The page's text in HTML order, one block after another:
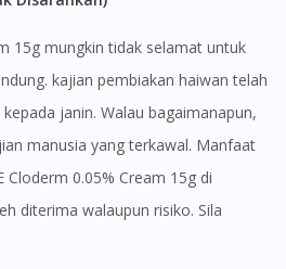
15g mungkin tidak selamat untuk
kajian pembiakan haiwan telah
janin. Walau bagaimanapun,
manusia yang terkawal. Manfaat
Cloderm 0.05% Cream 15g di
diterima walaupun risiko. Sila